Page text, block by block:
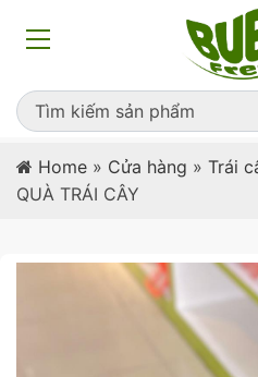
Home » Cửa hàng » Trái
QUÀ TRÁI CÂY